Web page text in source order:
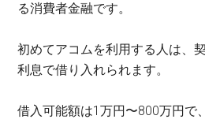
る消費者金融です。
初めてアコムを利用する人は、
利息で借り入れられます。
借入可能額は1万円〜800万円で